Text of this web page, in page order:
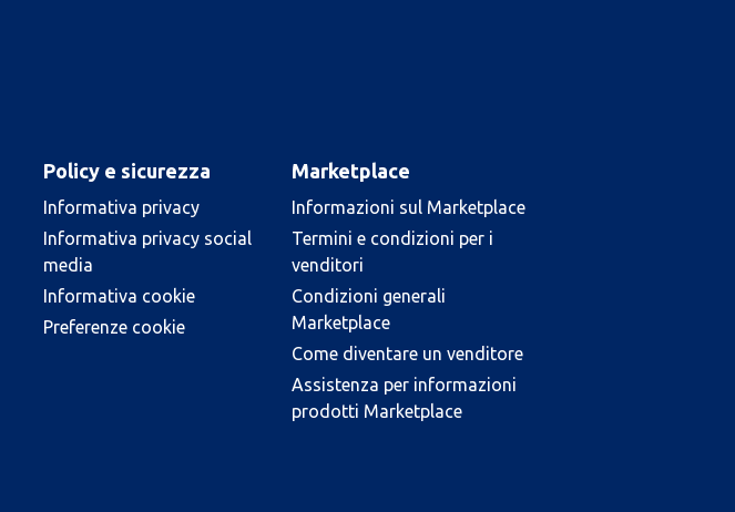
Policy e sicurezza
Informativa privacy
Informativa privacy social
media
Informativa cookie
Preferenze cookie
Marketplace
Informazioni sul Marketplace
Termini e condizioni per i
venditori
Condizioni generali
Marketplace
Come diventare un venditore
Assistenza per informazioni
prodotti Marketplace